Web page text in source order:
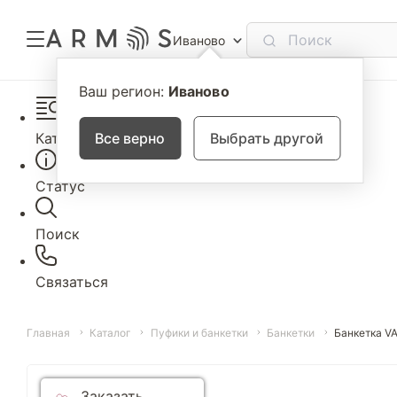
Иваново
Ваш регион: Иваново
Все верно Выбрать другой
Каталог
Статус
Поиск
Связаться
Главная Каталог Пуфики и банкетки Банкетки Банкетка